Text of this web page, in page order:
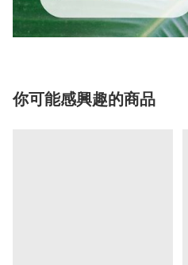
你可能感興趣的商品